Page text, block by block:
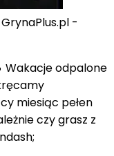
-
Wakacje odpalone
miesiąc pełen
czy grasz z